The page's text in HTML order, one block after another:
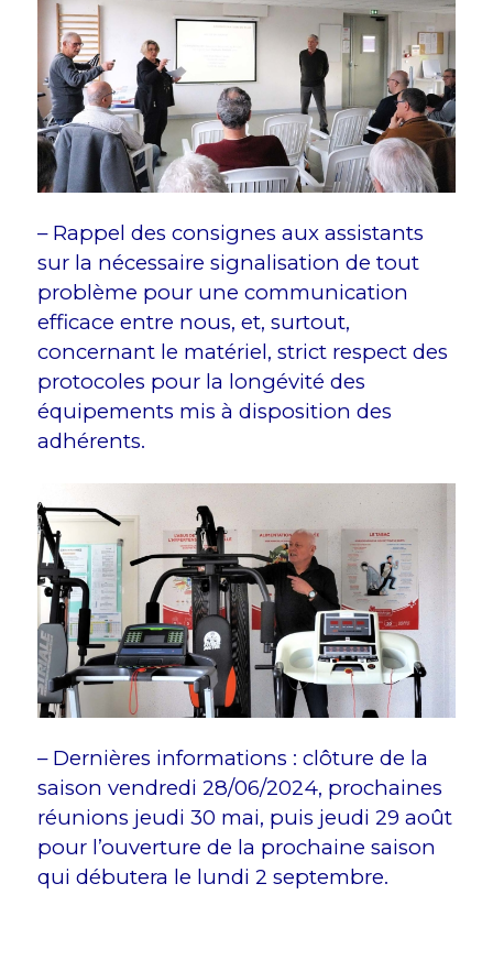
– Rappel des consignes aux assistants
sur la nécessaire signalisation de tout
problème pour une communication
efficace entre nous, et, surtout,
concernant le matériel, strict respect des
protocoles pour la longévité des
équipements mis à disposition des
adhérents.
– Dernières informations : clôture de la
saison vendredi 28/06/2024, prochaines
réunions jeudi 30 mai, puis jeudi 29 août
pour l’ouverture de la prochaine saison
qui débutera le lundi 2 septembre.